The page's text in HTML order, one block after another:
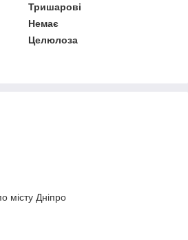
Тришарові
Немає
Целюлоза
місту Дніпро